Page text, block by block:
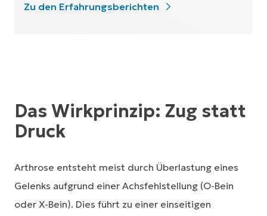
Zu den Erfahrungsberichten
Das Wirkprinzip: Zug statt
Druck
Arthrose entsteht meist durch Überlastung eines
Gelenks aufgrund einer Achsfehlstellung (O-Bein
oder X-Bein). Dies führt zu einer einseitigen